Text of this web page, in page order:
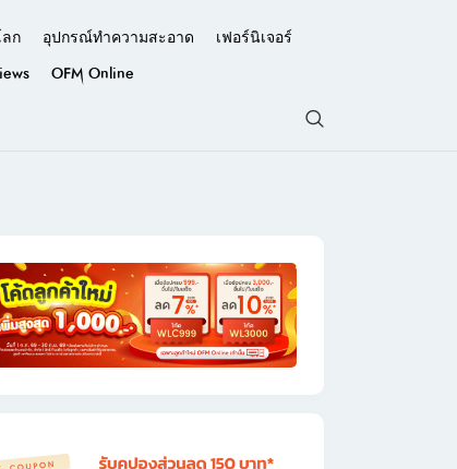
ก อุปกรณ์ทำความสะอาด
เฟอร์นิเจอร์
OFM Online